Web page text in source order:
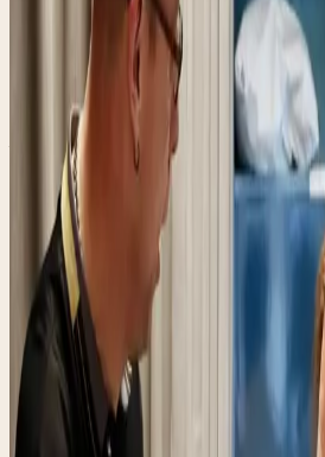
Maandag tot en met vrijdag de
tot 17:00.
Aan de Arkelse Onderweg
Goed bereikbaar binnen
voor de deur.
VintedGo, DPD en DHL
Voor deze vervoerders kun je bij
bieden we niet meer aan; Mondial
doen we niet.